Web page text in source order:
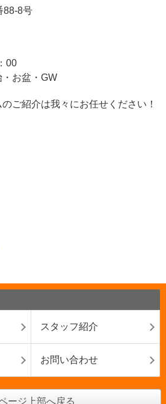
88-8号
00
お盆・GW
ご紹介は我々にお任せください！
スタッフ紹介
お問い合わせ
ージ上部へ戻る